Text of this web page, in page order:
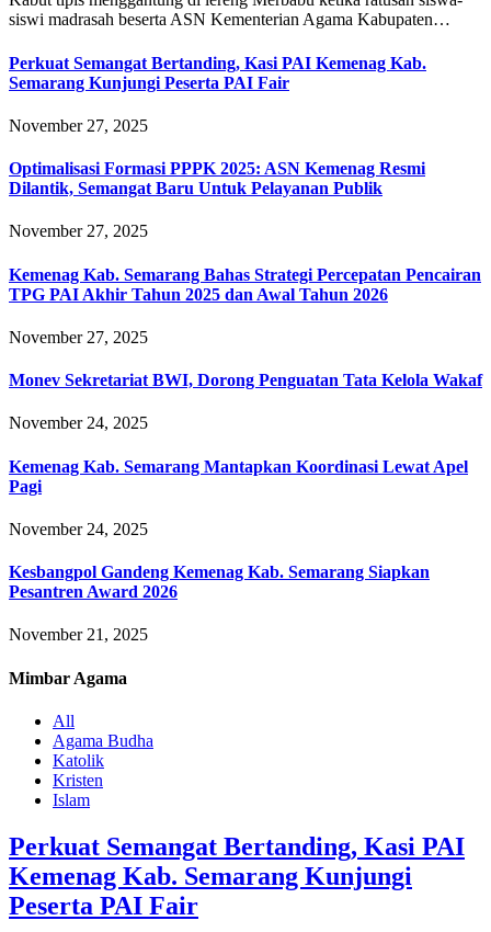
siswi madrasah beserta ASN Kementerian Agama Kabupaten…
Perkuat Semangat Bertanding, Kasi PAI Kemenag Kab.
Semarang Kunjungi Peserta PAI Fair
November 27, 2025
Optimalisasi Formasi PPPK 2025: ASN Kemenag Resmi
Dilantik, Semangat Baru Untuk Pelayanan Publik
November 27, 2025
Kemenag Kab. Semarang Bahas Strategi Percepatan Pencairan
TPG PAI Akhir Tahun 2025 dan Awal Tahun 2026
November 27, 2025
Monev Sekretariat BWI, Dorong Penguatan Tata Kelola Wakaf
November 24, 2025
Kemenag Kab. Semarang Mantapkan Koordinasi Lewat Apel
Pagi
November 24, 2025
Kesbangpol Gandeng Kemenag Kab. Semarang Siapkan
Pesantren Award 2026
November 21, 2025
Mimbar Agama
All
Agama Budha
Katolik
Kristen
Islam
Perkuat Semangat Bertanding, Kasi PAI
Kemenag Kab. Semarang Kunjungi
Peserta PAI Fair